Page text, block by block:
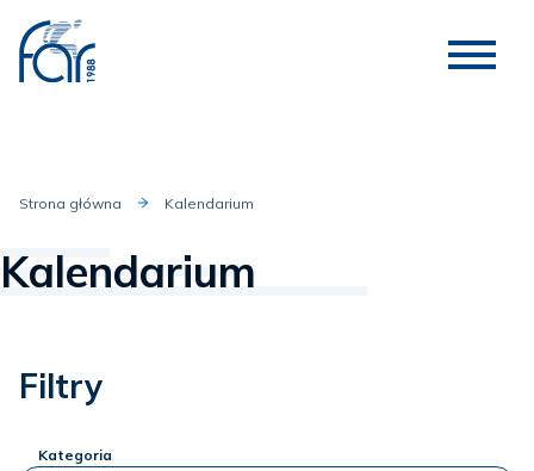
Strona główna Kalendarium
Kalendarium
Filtry
Kategoria